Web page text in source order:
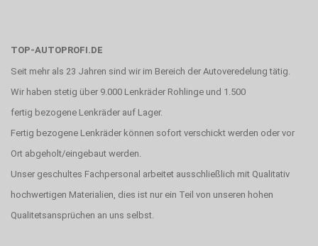
TOP-AUTOPROFI.DE
Seit mehr als 23 Jahren sind wir im Bereich der Autoveredelung tätig.
Wir haben stetig über 9.000 Lenkräder Rohlinge und 1.500
fertig bezogene Lenkräder auf Lager.
Fertig bezogene Lenkräder können sofort verschickt werden oder vor
Ort abgeholt/eingebaut werden.
Unser geschultes Fachpersonal arbeitet ausschließlich mit Qualitativ
hochwertigen Materialien, dies ist nur ein Teil von unseren hohen
Qualitetsansprüchen an uns selbst.